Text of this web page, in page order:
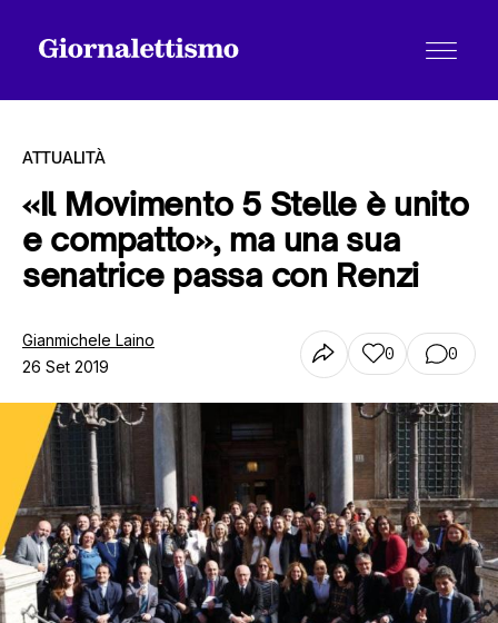
Tutti gli articoli
Chi siamo
Contatti
ATTUALITÀ
«Il Movimento 5 Stelle è unito
e compatto», ma una sua
senatrice passa con Renzi
Gianmichele Laino
26 Set 2019
0 0